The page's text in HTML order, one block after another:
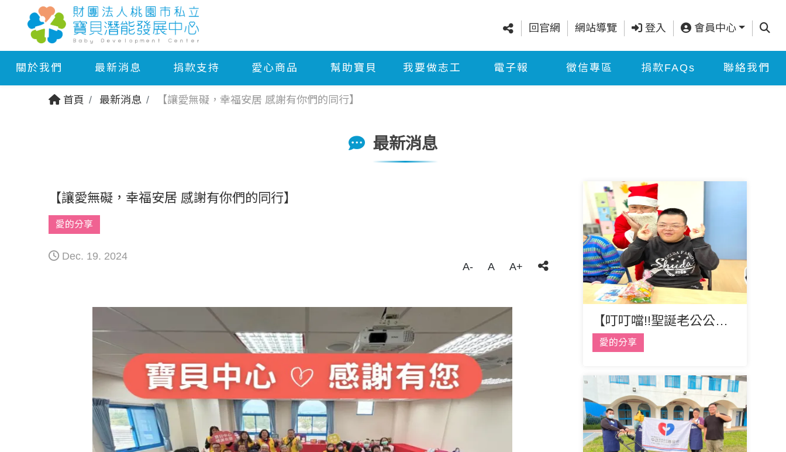
回官網 網站導覽 登入 會員中心 查詢
關於我們 最新消息 捐款支持 愛心商品 幫助寶貝 我要做志工 電子報 徵信專區 捐款FAQs 聯絡我們
首頁 最新消息 【讓愛無礙，幸福安居 感謝有你們的同行】
最新消息
【讓愛無礙，幸福安居 感謝有你們的同行】
愛的分享
Dec. 19. 2024
A-
A A+
【叮叮噹!!聖誕老公公來到寶貝中心】
愛的分享